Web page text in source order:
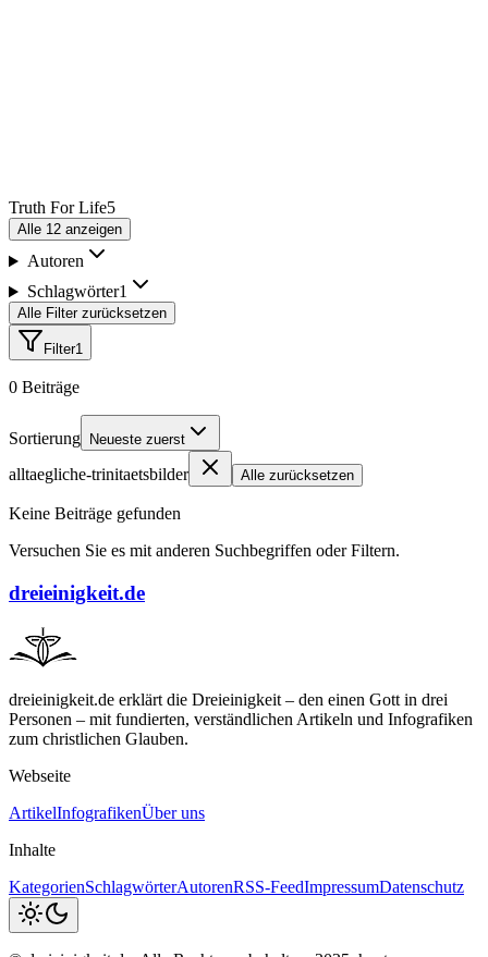
Truth For Life5
Alle 12 anzeigen
Autoren
Schlagwörter1
Alle Filter zurücksetzen
Filter1
0 Beiträge
Sortierung Neueste zuerst
alltaegliche-trinitaetsbilder Alle zurücksetzen
Keine Beiträge gefunden
Versuchen Sie es mit anderen Suchbegriffen oder Filtern.
dreieinigkeit.de
dreieinigkeit.de erklärt die Dreieinigkeit – den einen Gott in drei
Personen – mit fundierten, verständlichen Artikeln und Infografiken
zum christlichen Glauben.
Webseite
ArtikelInfografikenÜber uns
Inhalte
KategorienSchlagwörterAutorenRSS-FeedImpressumDatenschutz